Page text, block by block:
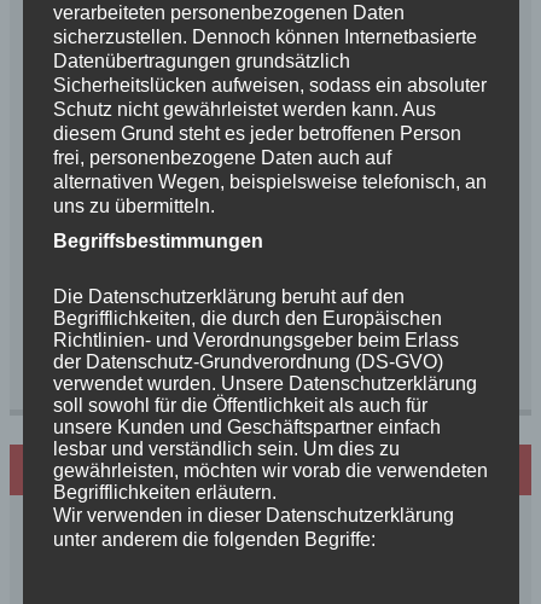
E-Mail-Adresse*
Website
Name, E-Mail-Adresse und Website in diesem
speichern.
Hundezucht mit Herz
verarbeiteten personenbezogenen Daten
sicherzustellen. Dennoch können Internetbasierte
Datenübertragungen grundsätzlich
Sicherheitslücken aufweisen, sodass ein absoluter
Schutz nicht gewährleistet werden kann. Aus
diesem Grund steht es jeder betroffenen Person
frei, personenbezogene Daten auch auf
alternativen Wegen, beispielsweise telefonisch, an
uns zu übermitteln.
Begriffsbestimmungen
Die Datenschutzerklärung beruht auf den
Begrifflichkeiten, die durch den Europäischen
Richtlinien- und Verordnungsgeber beim Erlass
der Datenschutz-Grundverordnung (DS-GVO)
verwendet wurden. Unsere Datenschutzerklärung
soll sowohl für die Öffentlichkeit als auch für
unsere Kunden und Geschäftspartner einfach
lesbar und verständlich sein. Um dies zu
gewährleisten, möchten wir vorab die verwendeten
Begrifflichkeiten erläutern.
Wir verwenden in dieser Datenschutzerklärung
unter anderem die folgenden Begriffe: